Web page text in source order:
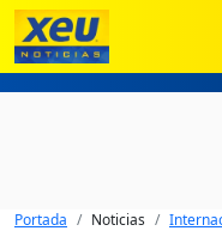
Portada Noticias